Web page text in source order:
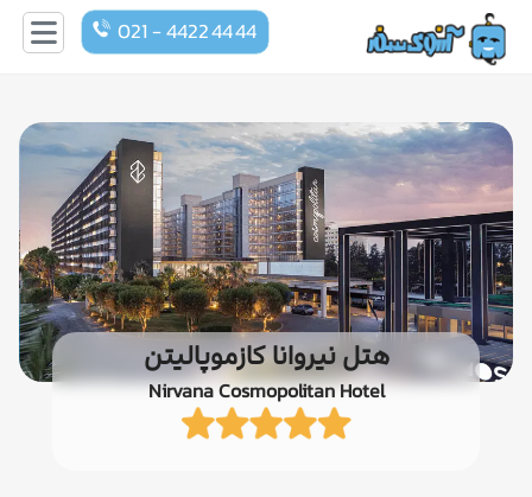
021 - 4422 44 44
هتل نیروانا کازموپالیتن
Nirvana Cosmopolitan Hotel